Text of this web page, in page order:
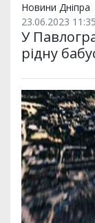
Новини Дніпра
23.06.2023 11:35
У
рідну